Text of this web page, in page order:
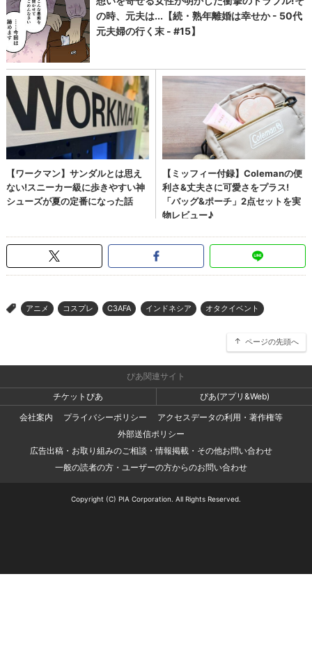
> アニメ コスプレ C3AFA インドネシア オタクイベント
ページの先頭へ
ぴあ関連サイト
チケットぴあ
ぴあ(アプリ&Web)
会社案内
プライバシーポリシー
アクセスデータの利用・著作権等
外部送信ポリシー
広告出稿・お取り組みのご相談・情報掲載・その他お問い合わせ
一般の読者の方・ユーザーの方からのお問い合わせ
Copyright (C) PIA Corporation. All Rights Reserved.